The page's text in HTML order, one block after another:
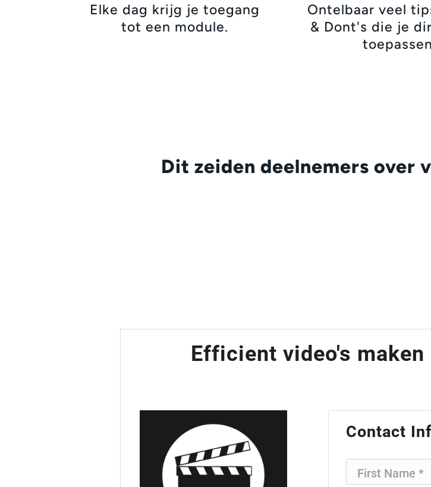
Elke dag krijg je toegang
tot een module.
Ontelbaar veel
& Dont's die je
Dit zeiden deelnemers over
Efficient video's
Contact